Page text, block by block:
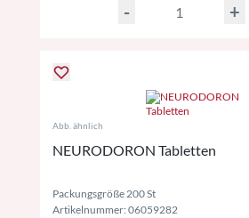
- +
Abb. ähnlich
NEURODORON Tabletten
Packungsgröße 200 St
Artikelnummer: 06059282